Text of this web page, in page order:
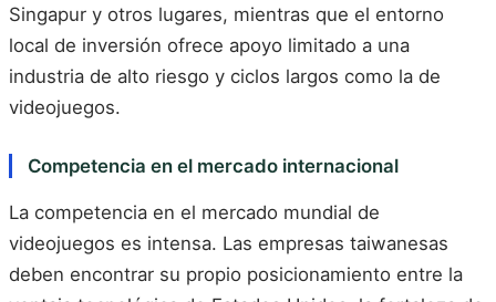
Singapur y otros lugares, mientras que el entorno
local de inversión ofrece apoyo limitado a una
industria de alto riesgo y ciclos largos como la de
videojuegos.
Competencia en el mercado internacional
La competencia en el mercado mundial de
videojuegos es intensa. Las empresas taiwanesas
deben encontrar su propio posicionamiento entre la